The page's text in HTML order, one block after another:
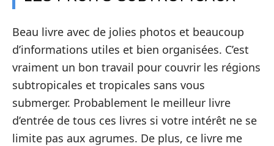
Beau livre avec de jolies photos et beaucoup
d’informations utiles et bien organisées. C’est
vraiment un bon travail pour couvrir les régions
subtropicales et tropicales sans vous
submerger. Probablement le meilleur livre
d’entrée de tous ces livres si votre intérêt ne se
limite pas aux agrumes. De plus, ce livre me